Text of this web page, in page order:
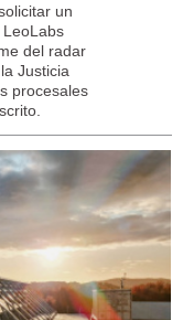
un
del radar
Justicia
procesales